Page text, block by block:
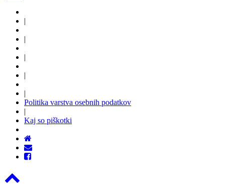
|
|
|
|
|
Politika varstva osebnih podatkov
|
Kaj so piškotki